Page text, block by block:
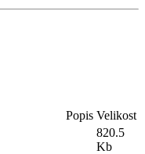
Popis Velikost
820.5
Kb